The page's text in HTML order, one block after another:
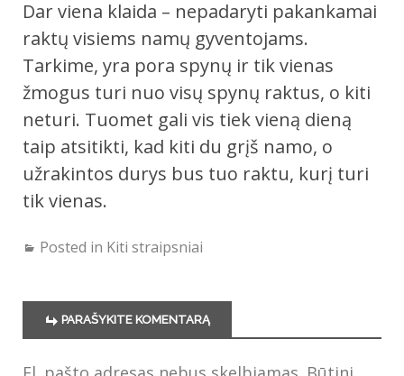
Dar viena klaida – nepadaryti pakankamai
raktų visiems namų gyventojams.
Tarkime, yra pora spynų ir tik vienas
žmogus turi nuo visų spynų raktus, o kiti
neturi. Tuomet gali vis tiek vieną dieną
taip atsitikti, kad kiti du grįš namo, o
užrakintos durys bus tuo raktu, kurį turi
tik vienas.
Posted in Kiti straipsniai
PARAŠYKITE KOMENTARĄ